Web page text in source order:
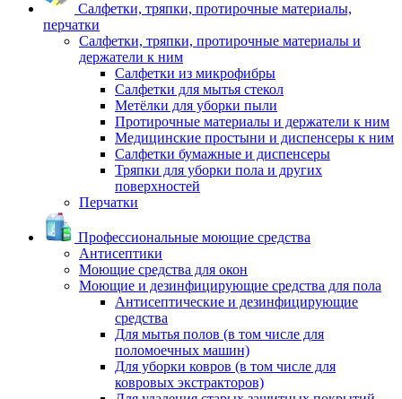
Салфетки, тряпки, протирочные материалы,
перчатки
Салфетки, тряпки, протирочные материалы и
держатели к ним
Салфетки из микрофибры
Салфетки для мытья стекол
Метёлки для уборки пыли
Протирочные материалы и держатели к ним
Медицинские простыни и диспенсеры к ним
Салфетки бумажные и диспенсеры
Тряпки для уборки пола и других
поверхностей
Перчатки
Профессиональные моющие средства
Антисептики
Моющие средства для окон
Моющие и дезинфицирующие средства для пола
Антисептические и дезинфицирующие
средства
Для мытья полов (в том числе для
поломоечных машин)
Для уборки ковров (в том числе для
ковровых экстракторов)